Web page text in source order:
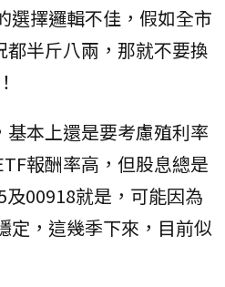
選擇邏輯不佳，假如全市
都半斤八兩，那就不要換
本上還是要考慮殖利率
報酬率高，但股息總是
00918就是，可能因為
定，這幾季下來，目前似